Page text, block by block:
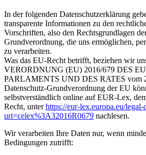
In der folgenden Datenschutzerklärung
transparente Informationen zu den
Vorschriften, also den Rechtsgrundlagen
Grundverordnung, die uns ermöglichen,
zu verarbeiten.
Was das EU-Recht betrifft, beziehen wir
VERORDNUNG (EU) 2016/679 DES
PARLAMENTS UND DES RATES vom
Datenschutz-Grundverordnung der EU
selbstverständlich online auf EUR-Lex,
Recht, unterhttps://eur-lex.europa.eu/
uri=celex%3A32016R0679 nachlesen.
Wir verarbeiten Ihre Daten nur, wenn
Bedingungen zutrifft: